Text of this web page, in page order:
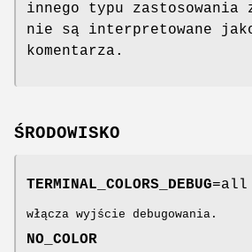
innego typu zastosowania
nie są interpretowane
komentarza.
ŚRODOWISKO
TERMINAL_COLORS_DEBUG=all
włącza wyjście debugowania.
NO_COLOR